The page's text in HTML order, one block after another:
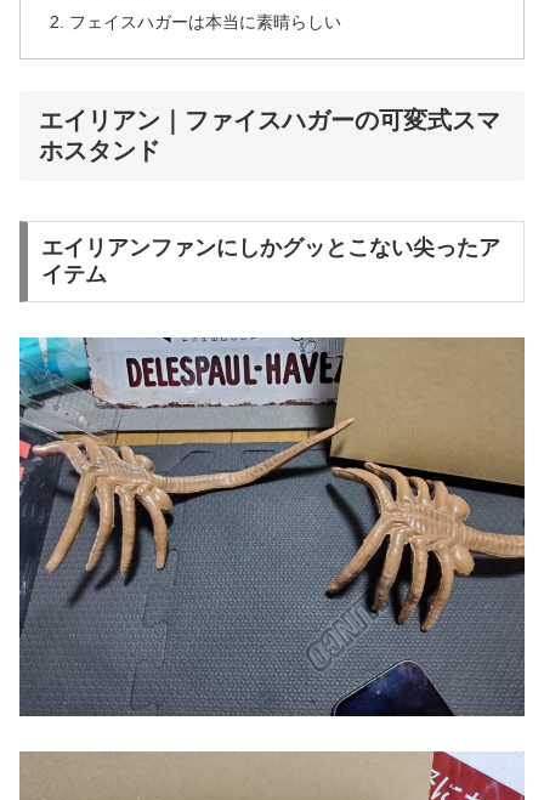
フェイスハガーは本当に素晴らしい
エイリアン｜ファイスハガーの可変式スマ
ホスタンド
エイリアンファンにしかグッとこない尖ったア
イテム